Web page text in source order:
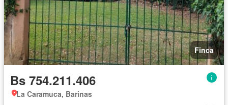
Finca
Bs 754.211.406
La Caramuca, Barinas